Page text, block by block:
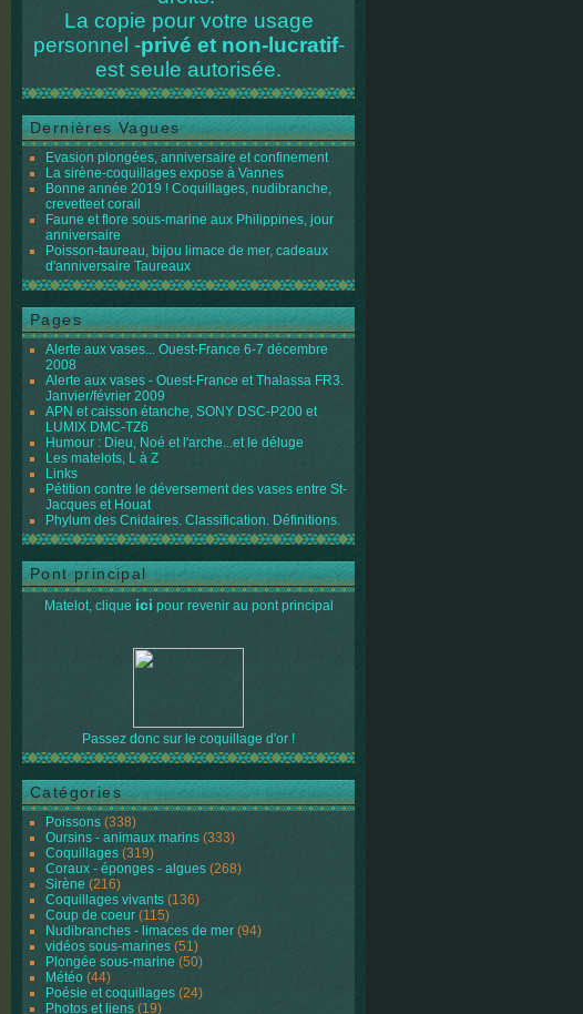
La copie pour votre usage
personnel -privé et non-lucratif-
est seule autorisée.
Dernières Vagues
Evasion plongées, anniversaire et confinement
La sirène-coquillages expose à Vannes
Bonne année 2019 ! Coquillages, nudibranche,
crevetteet corail
Faune et flore sous-marine aux Philippines, jour
anniversaire
Poisson-taureau, bijou limace de mer, cadeaux
d'anniversaire Taureaux
Pages
Alerte aux vases... Ouest-France 6-7 décembre
2008
Alerte aux vases - Ouest-France et Thalassa FR3.
Janvier/février 2009
APN et caisson étanche, SONY DSC-P200 et
LUMIX DMC-TZ6
Humour : Dieu, Noé et l'arche...et le déluge
Les matelots, L à Z
Links
Pétition contre le déversement des vases entre St-
Jacques et Houat
Phylum des Cnidaires. Classification. Définitions.
Pont principal
Matelot, clique ici pour revenir au pont principal
Passez donc sur le coquillage d'or !
Catégories
Poissons (338)
Oursins - animaux marins (333)
Coquillages (319)
Coraux - éponges - algues (268)
Sirène (216)
Coquillages vivants (136)
Coup de coeur (115)
Nudibranches - limaces de mer (94)
vidéos sous-marines (51)
Plongée sous-marine (50)
Météo (44)
Poésie et coquillages (24)
Photos et liens (19)